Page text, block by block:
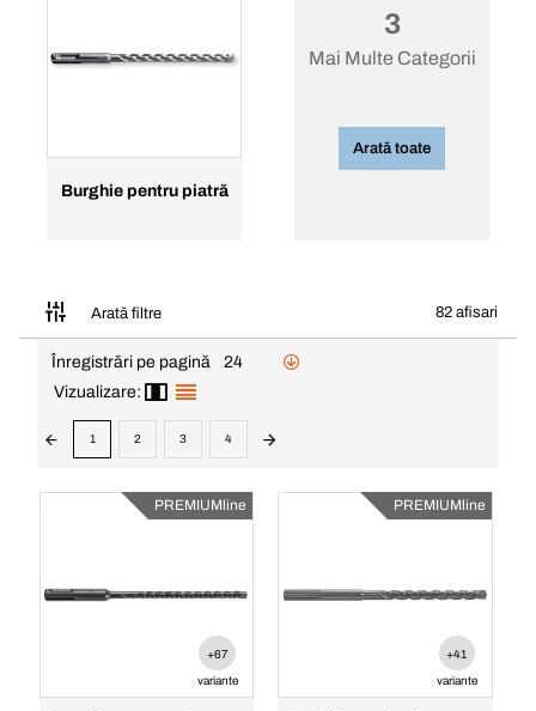
Burghie pentru piatră
3
Mai Multe Categorii
Arată toate
Arată filtre 82 afisari
Înregistrări pe pagină
24
Vizualizare:
1 2 3 4
PREMIUMline
+67
variante
PREMIUMline
+41
variante